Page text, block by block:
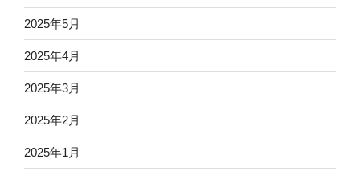
2025年5月
2025年4月
2025年3月
2025年2月
2025年1月